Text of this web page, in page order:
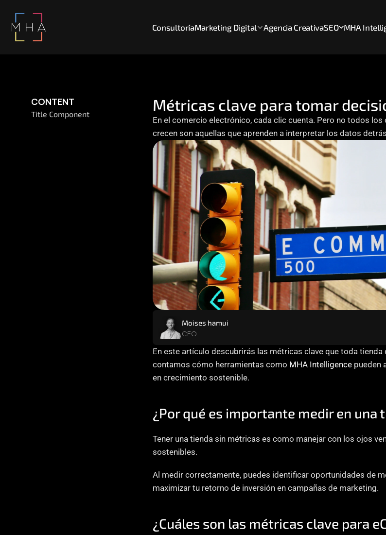
ConsultoríaMarketing Digital Agencia CreativaSEO MHA
CONTENT
Title Component
Métricas clave para tomar
En el comercio electrónico, cada clic cuenta. Pero no todos
crecen son aquellas que aprenden a interpretar los datos
Moises hamui
CEO
En este artículo descubrirás las métricas clave que toda
contamos cómo herramientas como MHA Intelligence pueden
en crecimiento sostenible.
¿Por qué es importante medir en una
Tener una tienda sin métricas es como manejar con los ojos
sostenibles.
Al medir correctamente, puedes identificar oportunidades de
maximizar tu retorno de inversión en campañas de marketing.
¿Cuáles son las métricas clave para